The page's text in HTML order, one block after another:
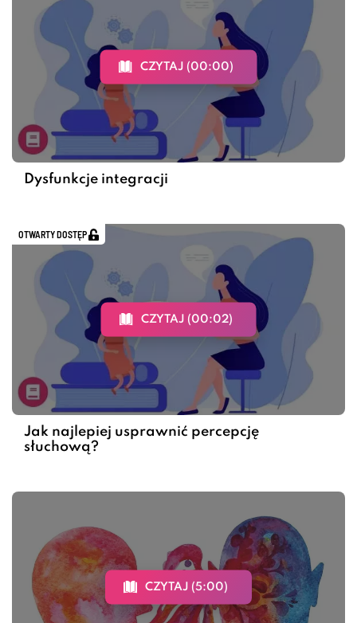
CZYTAJ (00:00)
Dysfunkcje integracji
OTWARTY DOSTĘP
CZYTAJ (00:02)
Jak najlepiej usprawnić percepcję
słuchową?
CZYTAJ (5:00)